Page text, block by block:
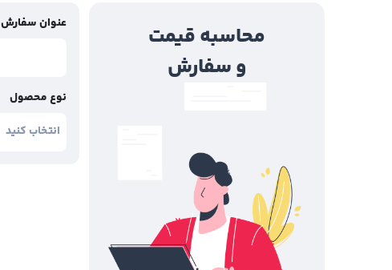
محاسبه قیمت
و سفارش
عنوان سفارش
نوع محصول